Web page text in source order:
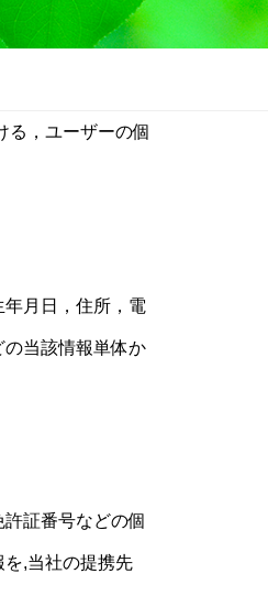
る，ユーザーの個
月日，住所，電
当該情報単体か
証番号などの個
,当社の提携先